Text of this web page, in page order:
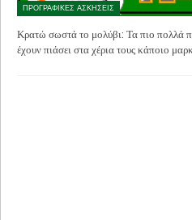
ΠΡΟΓΡΑΦΙΚΕΣ ΑΣΚΗΣΕΙΣ
Κρατώ σωστά το μολύβι: Τα πιο πολλά
έχουν πιάσει στα χέρια τους κάποιο